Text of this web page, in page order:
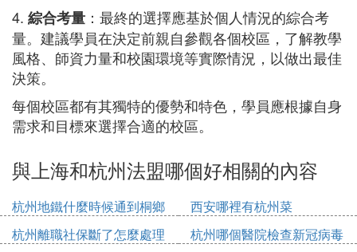
4. 綜合考量 ：最終的選擇應基於個人情況的綜合考
量。建議學員在決定前親自參觀各個校區，了解教學
風格、師資力量和校園環境等實際情況，以做出最佳
決策。
每個校區都有其獨特的優勢和特色，學員應根據自身
需求和目標來選擇合適的校區。
與上海和杭州法盟哪個好相關的內容
杭州地鐵什麼時候通到桐鄉
西安哪裡有杭州菜
杭州離職社保斷了怎麼處理
杭州哪個醫院檢查新冠病毒